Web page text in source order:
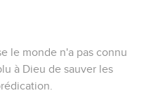
le monde n'a pas connu
à Dieu de sauver les